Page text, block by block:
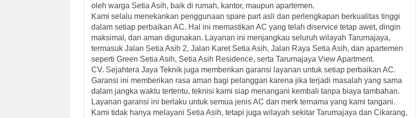
oleh warga Setia Asih, baik di rumah, kantor, maupun apartemen.
Kami selalu menekankan penggunaan spare part asli dan perlengkapan berkualitas tinggi
dalam setiap perbaikan AC. Hal ini memastikan AC yang telah diservice tetap awet, dingin
maksimal, dan aman digunakan. Layanan ini menjangkau seluruh wilayah Tarumajaya,
termasuk Jalan Setia Asih 2, Jalan Karet Setia Asih, Jalan Raya Setia Asih, dan apartemen
seperti Green Setia Asih, Setia Asih Residence, serta Tarumajaya View Apartment.
CV. Sejahtera Jaya Teknik juga memberikan garansi layanan untuk setiap perbaikan AC.
Garansi ini memberikan rasa aman bagi pelanggan karena jika terjadi masalah yang sama
dalam jangka waktu tertentu, teknisi kami siap menangani kembali tanpa biaya tambahan.
Layanan garansi ini berlaku untuk semua jenis AC dan merk ternama yang kami tangani.
Kami tidak hanya melayani Setia Asih, tetapi juga wilayah sekitar Tarumajaya dan Cikarang,